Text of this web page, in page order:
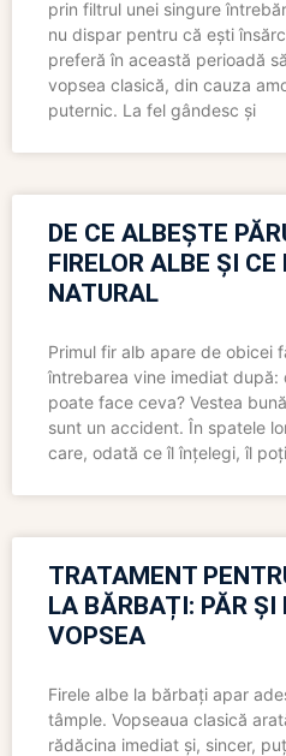
prin filtrul unei singure
nu dispar pentru că ești
preferă în această perioadă
vopsea clasică, din cauza
puternic. La fel gândesc și
DE CE ALBEȘTE
FIRELOR ALBE ȘI CE
NATURAL
Primul fir alb apare de obicei
întrebarea vine imediat după:
poate face ceva? Vestea
sunt un accident. În spatele
care, odată ce îl înțelegi, îl
TRATAMENT
LA BĂRBAȚI: PĂR ȘI
VOPSEA
Firele albe la bărbați apar
tâmple. Vopseaua clasică
rădăcina imediat și, sincer,